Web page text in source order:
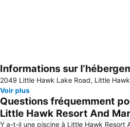
Agrandir la carte
Informations sur
2049 Little Hawk Lake Road, Little
Voir plus
Questions fréquemment
Little Hawk Resort And
Y a-t-il une piscine à Little Hawk Resort